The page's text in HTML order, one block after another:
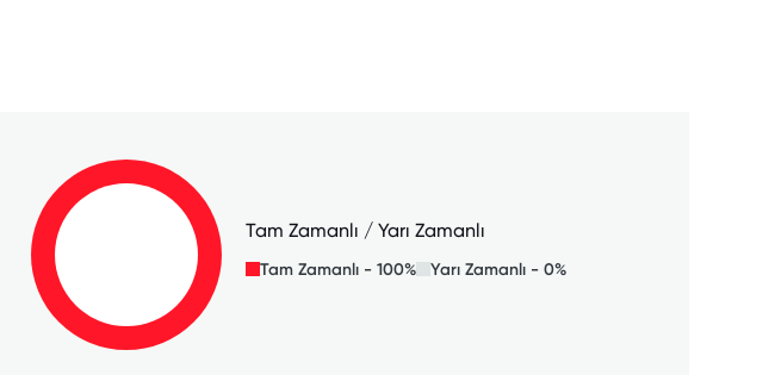
Tam Zamanlı / Yarı Zamanlı
Tam Zamanlı - 100% Yarı Zamanlı - 0%